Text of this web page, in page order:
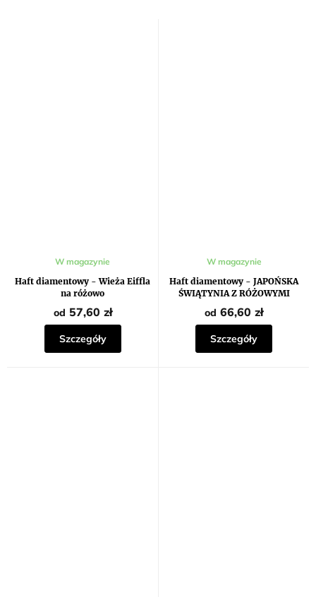
Haft diamentowy - Wieża Eiffla
na różowo
Średnia
ocena
produktu
wynosi
5,0
na
5
gwiazdek.
W magazynie
od 57,60 zł
Szczegóły
Haft diamentowy - JAPOŃSKA
ŚWIĄTYNIA Z RÓŻOWYMI
W magazynie
od 66,60 zł
Szczegóły